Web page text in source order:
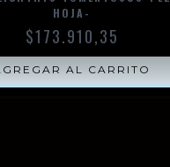
HOJA-
$173.910,35